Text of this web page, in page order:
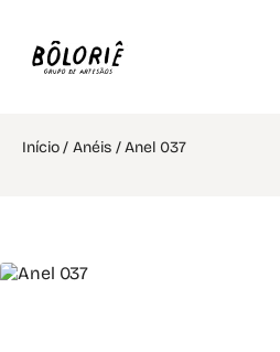
Início/Anéis/ Anel 037